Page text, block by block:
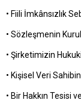
• Fiili İmkânsızlık
• Sözleşmenin
• Şirketimizin
• Kişisel Veri
• Bir Hakkın Tesisi